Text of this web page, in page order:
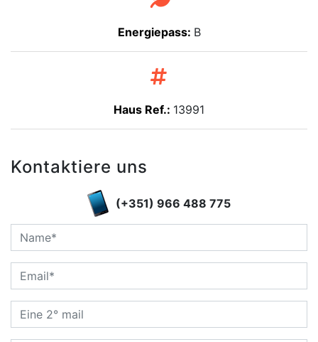
Energiepass: B
Haus Ref.: 13991
Kontaktiere uns
(+351) 966 488 775